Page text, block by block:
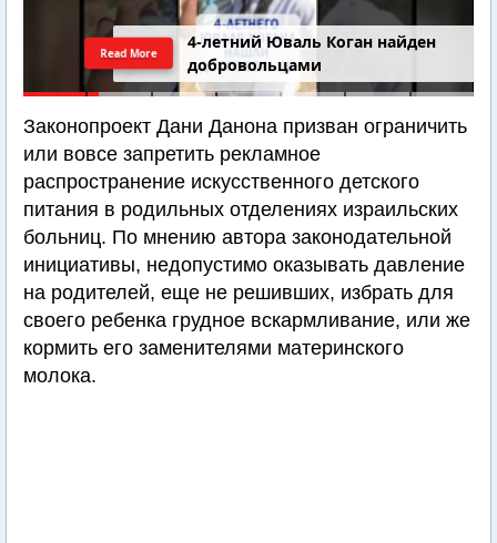
4-летний Юваль Коган найден
добровольцами
Read More
Законопроект Дани Данона призван ограничить
или вовсе запретить рекламное
распространение искусственного детского
питания в родильных отделениях израильских
больниц. По мнению автора законодательной
инициативы, недопустимо оказывать давление
на родителей, еще не решивших, избрать для
своего ребенка грудное вскармливание, или же
кормить его заменителями материнского
молока.